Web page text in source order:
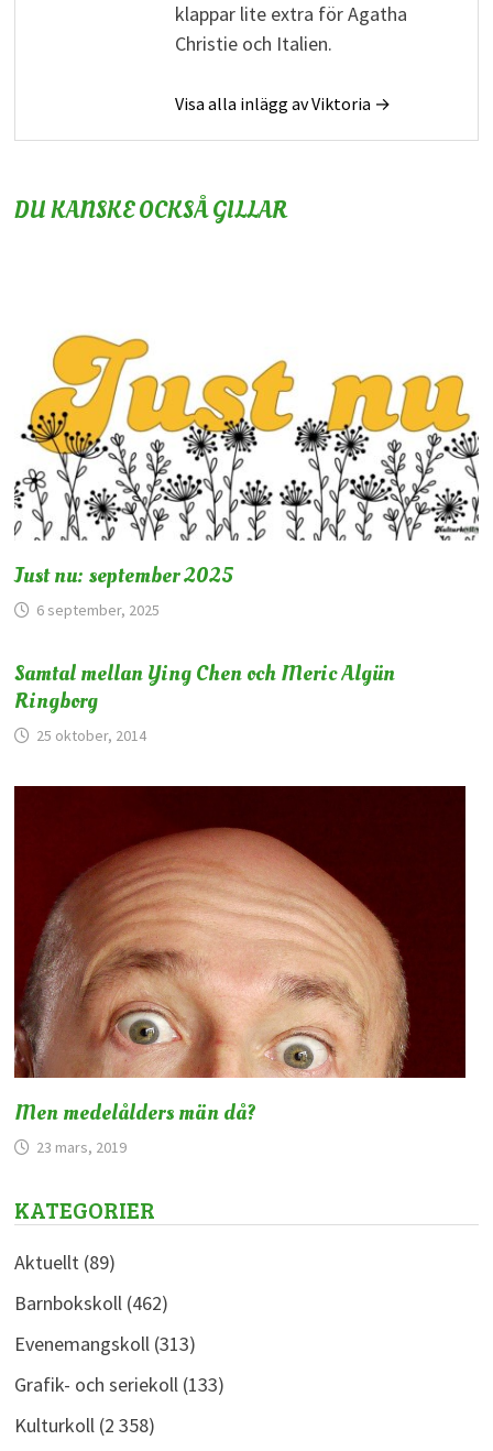
klappar lite extra för Agatha
Christie och Italien.
Visa alla inlägg av Viktoria →
DU KANSKE OCKSÅ GILLAR
Just nu: september 2025
6 september, 2025
Samtal mellan Ying Chen och Meric Algün
Ringborg
25 oktober, 2014
Men medelålders män då?
23 mars, 2019
KATEGORIER
Aktuellt(89)
Barnbokskoll(462)
Evenemangskoll(313)
Grafik- och seriekoll(133)
Kulturkoll(2 358)